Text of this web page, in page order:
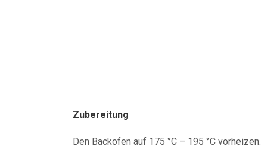
Zubereitung
Den Backofen auf 175 °C – 195 °C vorheizen.